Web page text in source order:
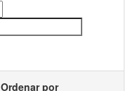
Ordenar por